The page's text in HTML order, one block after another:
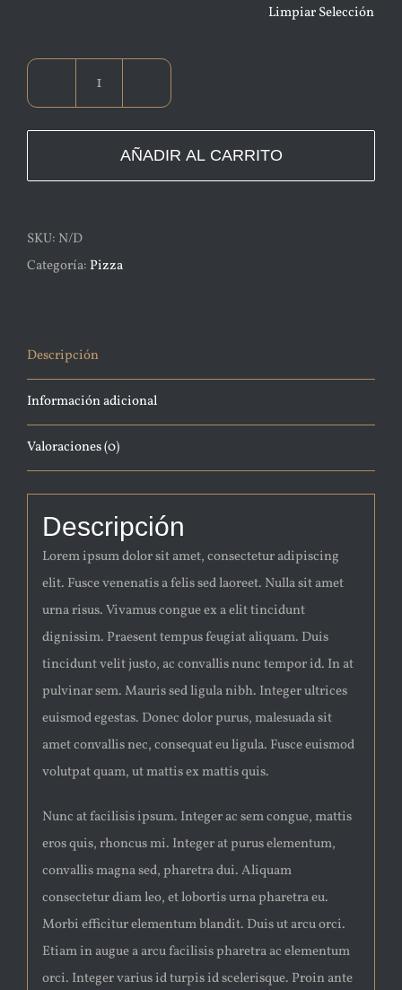
Limpiar Selección
cantidad
AÑADIR AL CARRITO
SKU: N/D
Categoría: Pizza
Descripción
Información adicional
Valoraciones (0)
Descripción
Lorem ipsum dolor sit amet, consectetur adipiscing
elit. Fusce venenatis a felis sed laoreet. Nulla sit amet
urna risus. Vivamus congue ex a elit tincidunt
dignissim. Praesent tempus feugiat aliquam. Duis
tincidunt velit justo, ac convallis nunc tempor id. In at
pulvinar sem. Mauris sed ligula nibh. Integer ultrices
euismod egestas. Donec dolor purus, malesuada sit
amet convallis nec, consequat eu ligula. Fusce euismod
volutpat quam, ut mattis ex mattis quis.
Nunc at facilisis ipsum. Integer ac sem congue, mattis
eros quis, rhoncus mi. Integer at purus elementum,
convallis magna sed, pharetra dui. Aliquam
consectetur diam leo, et lobortis urna pharetra eu.
Morbi efficitur elementum blandit. Duis ut arcu orci.
Etiam in augue a arcu facilisis pharetra ac elementum
orci. Integer varius id turpis id scelerisque. Proin ante